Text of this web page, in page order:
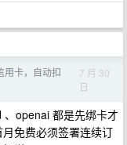
用卡，自动扣
7 月 30
日
openai 都是先绑卡才
免费必须签署连续订